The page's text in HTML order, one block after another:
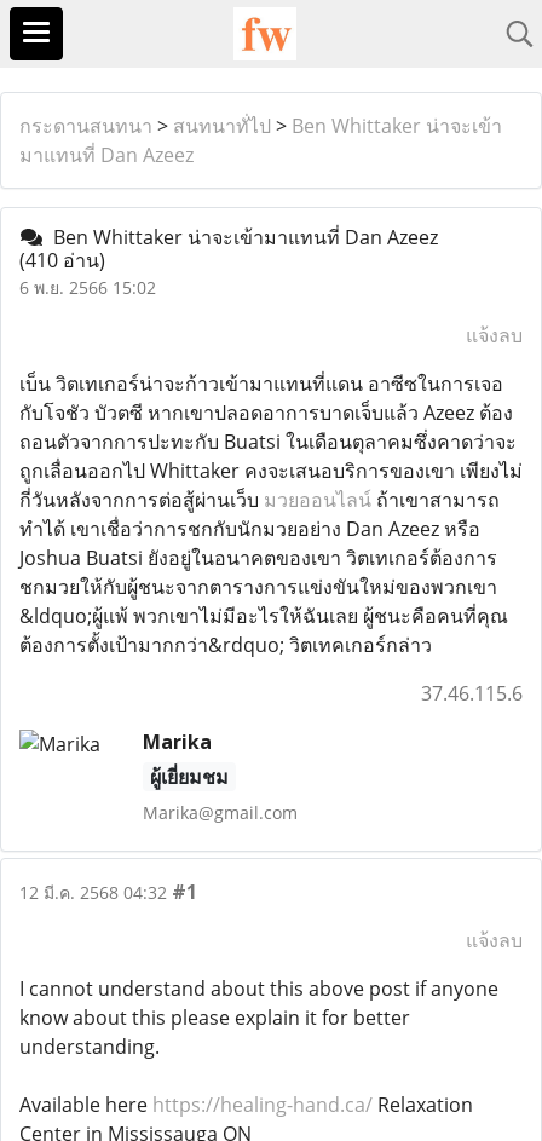
กระดานสนทนา > สนทนาทั่ไป > Ben Whittaker น่าจะเข้า
มาแทนที่ Dan Azeez
Ben Whittaker น่าจะเข้ามาแทนที่ Dan Azeez
(410 อ่าน)
6 พ.ย. 2566 15:02
แจ้งลบ
เบ็น วิตเทเกอร์น่าจะก้าวเข้ามาแทนที่แดน อาซีซในการเจอ
กับโจชัว บัวตซี หากเขาปลอดอาการบาดเจ็บแล้ว Azeez ต้อง
ถอนตัวจากการปะทะกับ Buatsi ในเดือนตุลาคมซึ่งคาดว่าจะ
ถูกเลื่อนออกไป Whittaker คงจะเสนอบริการของเขา เพียงไม่
กี่วันหลังจากการต่อสู้ผ่านเว็บ มวยออนไลน์ ถ้าเขาสามารถ
ทำได้ เขาเชื่อว่าการชกกับนักมวยอย่าง Dan Azeez หรือ
Joshua Buatsi ยังอยู่ในอนาคตของเขา วิตเทเกอร์ต้องการ
ชกมวยให้กับผู้ชนะจากตารางการแข่งขันใหม่ของพวกเขา
&ldquo;ผู้แพ้ พวกเขาไม่มีอะไรให้ฉันเลย ผู้ชนะคือคนที่คุณ
ต้องการตั้งเป้ามากกว่า&rdquo; วิตเทคเกอร์กล่าว
37.46.115.6
Marika
ผู้เยี่ยมชม
Marika@gmail.com
12 มี.ค. 2568 04:32 #1
แจ้งลบ
I cannot understand about this above post if anyone
know about this please explain it for better
understanding.
Available here https://healing-hand.ca/ Relaxation
Center in Mississauga ON